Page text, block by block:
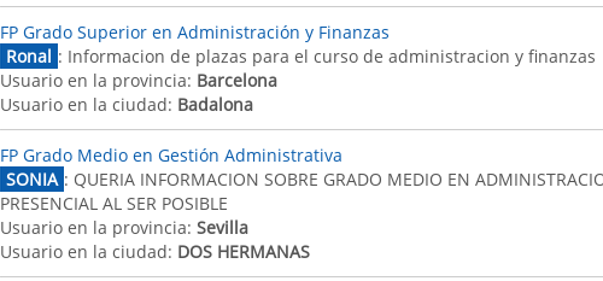
FP Grado Superior en Administración y Finanzas
Ronal : Informacion de plazas para el curso de administracion y finanzas
Usuario en la provincia: Barcelona
Usuario en la ciudad: Badalona
FP Grado Medio en Gestión Administrativa
SONIA : QUERIA INFORMACION SOBRE GRADO MEDIO EN
PRESENCIAL AL SER POSIBLE
Usuario en la provincia: Sevilla
Usuario en la ciudad: DOS HERMANAS